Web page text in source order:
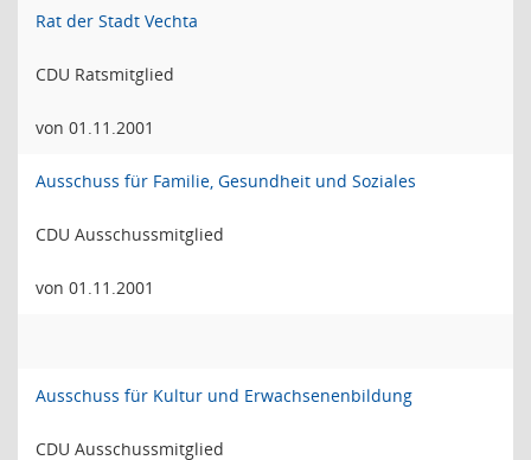
Rat der Stadt Vechta
CDU Ratsmitglied
von 01.11.2001
Ausschuss für Familie, Gesundheit und Soziales
CDU Ausschussmitglied
von 01.11.2001
Ausschuss für Kultur und Erwachsenenbildung
CDU Ausschussmitglied